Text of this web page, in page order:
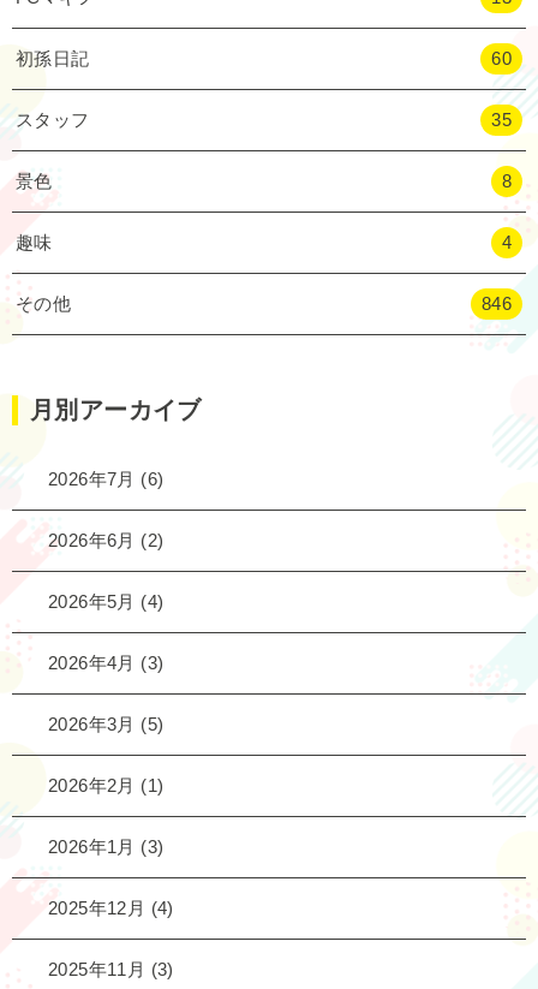
初孫日記 60
スタッフ 35
景色 8
趣味 4
その他 846
月別アーカイブ
2026年7月 (6)
2026年6月 (2)
2026年5月 (4)
2026年4月 (3)
2026年3月 (5)
2026年2月 (1)
2026年1月 (3)
2025年12月 (4)
2025年11月 (3)